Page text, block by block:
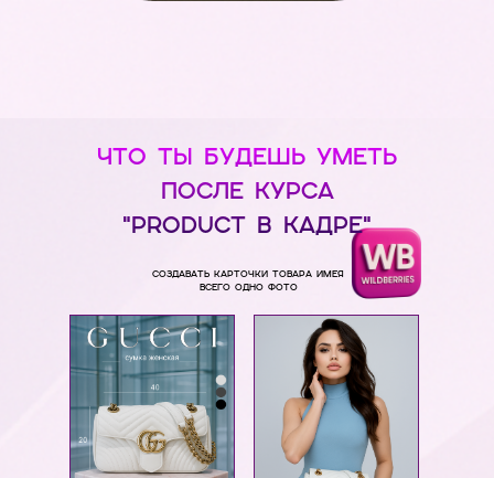
ЧТО ТЫ БУДЕШЬ УМЕТЬ
ПОСЛЕ КУРСА
"product в кадре"
СОЗДАВАТЬ КАРТОЧКИ ТОВАРА ИМЕЯ
ВСЕГО ОДНО ФОТО